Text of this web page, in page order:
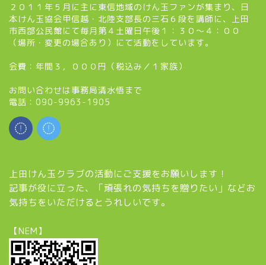
２０１１年５月に主に東信地域のけん玉ファンが集まり、日
本けん玉協会甲信越・北陸支部長の三石６段を講師に、上田
市西部公民館にて毎月第４土曜日午後１：３０～４：００
（場所・変更の場合あり）にて活動をしています。
会費：年間３，０００円（税込み／１家族）
お問い合わせは事務局清水悟まで
電話：090-9963-1905
上田けん玉クラブの活動にご支援をお願いします！
記事が役に立った、「頑張れの気持ちを贈りたい」などお
気持ちをいただけるとうれしいです。
【NEM】